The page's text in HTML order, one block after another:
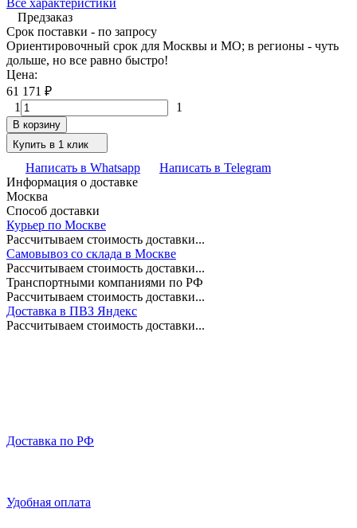
Предзаказ
Срок поставки - по запросу
Ориентировочный срок для Москвы и МО; в регионы - чуть
дольше, но все равно быстро!
Цена:
61 171 ₽
1
1
В корзину
Купить в 1 клик
Написать в Whatsapp
Написать в Telegram
Информация о доставке
Москва
Способ доставки
Курьер по Москве
Рассчитываем стоимость доставки...
Самовывоз со склада в Москве
Рассчитываем стоимость доставки...
Транспортными компаниями по РФ
Рассчитываем стоимость доставки...
Доставка в ПВЗ Яндекс
Рассчитываем стоимость доставки...
Доставка по РФ
Удобная оплата